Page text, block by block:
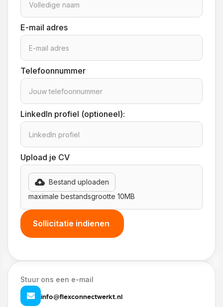
E-mail adres
Telefoonnummer
LinkedIn profiel (optioneel):
Upload je CV
Bestand uploaden
maximale bestandsgrootte 10MB
Stuur ons een e-mail
info@flexconnectwerkt.nl